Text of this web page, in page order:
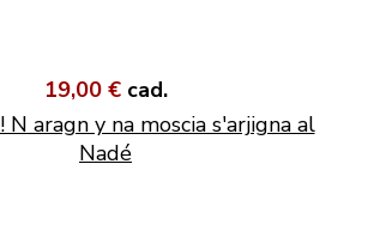
19,00 € cad.
N aragn y na moscia s'arjigna al
Nadé